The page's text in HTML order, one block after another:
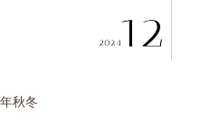
秋冬